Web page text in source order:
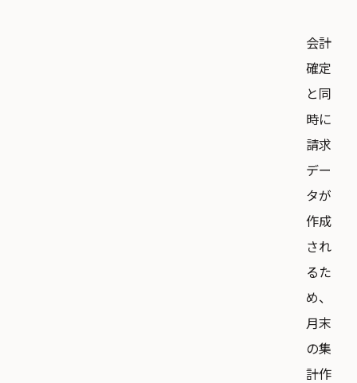
会計
確定
と同
時に
請求
デー
タが
作成
され
るた
め、
月末
の集
計作